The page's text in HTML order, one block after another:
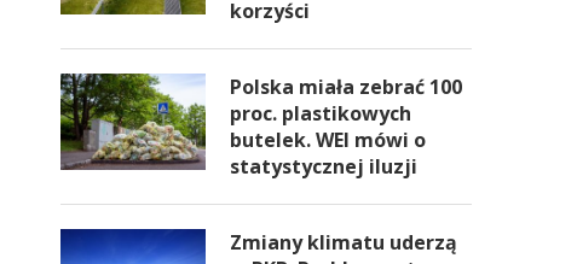
korzyści
Polska miała zebrać 100
proc. plastikowych
butelek. WEI mówi o
statystycznej iluzji
Zmiany klimatu uderzą